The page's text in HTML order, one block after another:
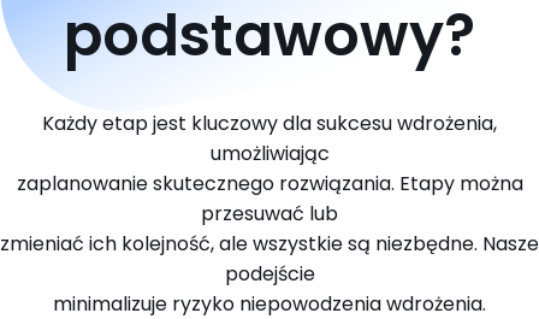
podstawowy?
Każdy etap jest kluczowy dla sukcesu wdrożenia,
umożliwiając
zaplanowanie skutecznego rozwiązania. Etapy można
przesuwać lub
zmieniać ich kolejność, ale wszystkie są niezbędne. Nasze
podejście
minimalizuje ryzyko niepowodzenia wdrożenia.